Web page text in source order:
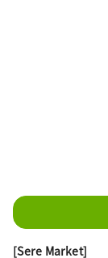
[Sere Market]